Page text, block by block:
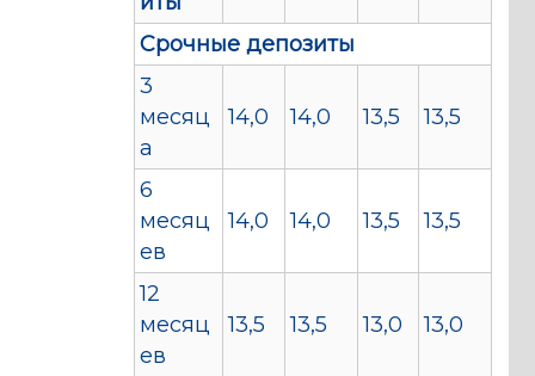
Срочные депозиты
3
месяц
а
14,0 14,0 13,5 13,5
6
месяц
ев
14,0 14,0 13,5 13,5
12
месяц
ев
13,5 13,5 13,0 13,0